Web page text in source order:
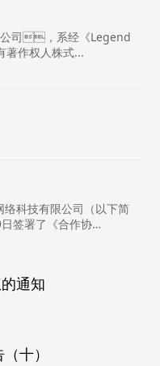
司，系经《Legend
著作权人株式...
科技有限公司（以下简
签署了《合作协
的通知
十）